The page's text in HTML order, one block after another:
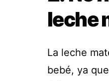
leche
La leche
bebé, ya